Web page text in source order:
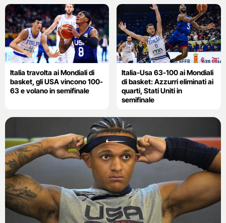
Italia travolta ai Mondiali di
basket, gli USA vincono 100-
63 e volano in semifinale
Italia-Usa 63-100 ai Mondiali
di basket: Azzurri eliminati ai
quarti, Stati Uniti in
semifinale